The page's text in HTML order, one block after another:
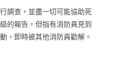
調查，並盡一切可能協助死
的報告，但指有消防員見到
，即時被其他消防員勸解。